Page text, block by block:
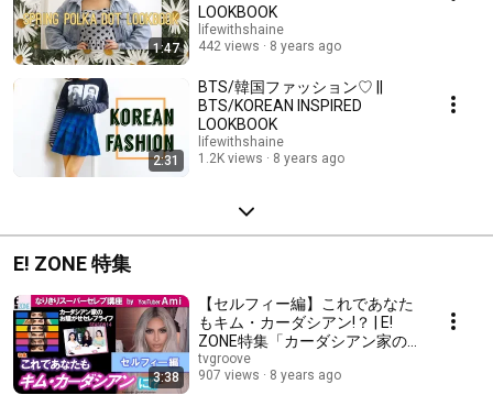
1:47
LOOKBOOK
lifewithshaine
442 views
8 years ago
2:31
BTS/韓国ファッション♡ ||
BTS/KOREAN INSPIRED
LOOKBOOK
lifewithshaine
1.2K views
8 years ago
E! ZONE 特集
3:38
【セルフィー編】これであなた
もキム・カーダシアン!？ | E!
ZONE特集「カーダシアン家の
お騒がせセレブライフ」S14
tvgroove
907 views
8 years ago